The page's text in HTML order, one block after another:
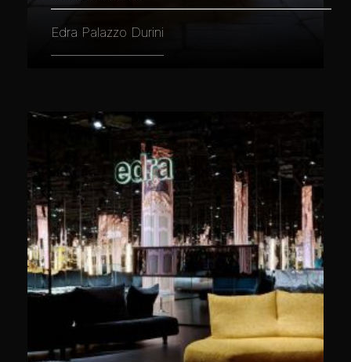
Edra Palazzo Durini